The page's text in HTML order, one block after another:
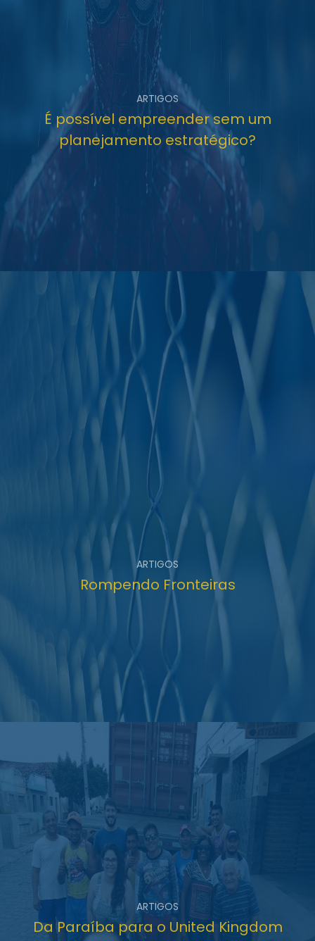
ARTIGOS
É possível empreender sem um
planejamento estratégico?
ARTIGOS
Rompendo Fronteiras
ARTIGOS
Da Paraíba para o United Kingdom